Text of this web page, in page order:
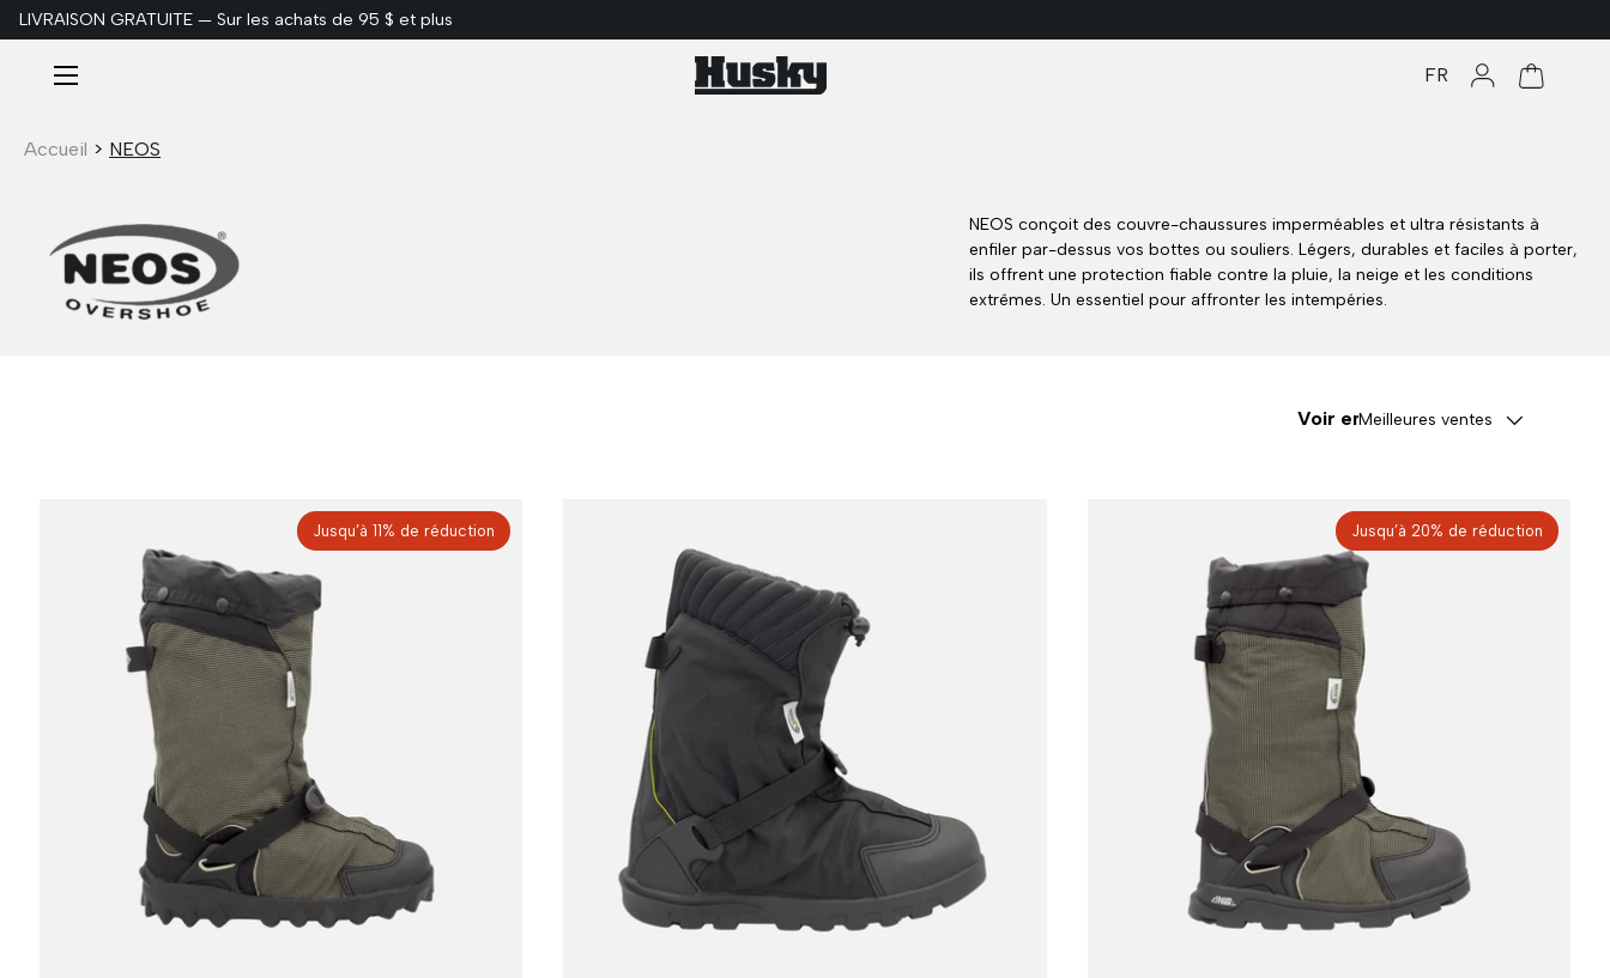
ALLER AU CONTENU
LIVRAISON GRATUITE — Sur les achats de 95 $ et plus
FR Se connecter
Panier
Menu
Accueil > NEOS
NEOS conçoit des couvre-chaussures imperméables et ultra résistants à
enfiler par-dessus vos bottes ou souliers. Légers, durables et faciles à porter,
ils offrent une protection fiable contre la pluie, la neige et les conditions
extrêmes. Un essentiel pour affronter les intempéries.
Meilleures ventes
Voir en
Jusqu’à 11% de réduction Jusqu’à 20% de réduction